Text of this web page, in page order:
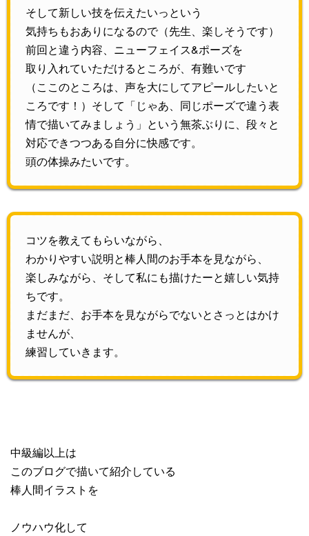
そして新しい技を伝えたいっという
気持ちもおありになるので（先生、楽しそうです）
前回と違う内容、ニューフェイス&ポーズを
取り入れていただけるところが、有難いです
（ここのところは、声を大にしてアピールしたいと
ころです！）そして「じゃあ、同じポーズで違う表
情で描いてみましょう」という無茶ぶりに、段々と
対応できつつある自分に快感です。
頭の体操みたいです。
コツを教えてもらいながら、
わかりやすい説明と棒人間のお手本を見ながら、
楽しみながら、そして私にも描けたーと嬉しい気持
ちです。
まだまだ、お手本を見ながらでないとさっとはかけ
ませんが、
練習していきます。
中級編以上は
このブログで描いて紹介している
棒人間イラストを
ノウハウ化して